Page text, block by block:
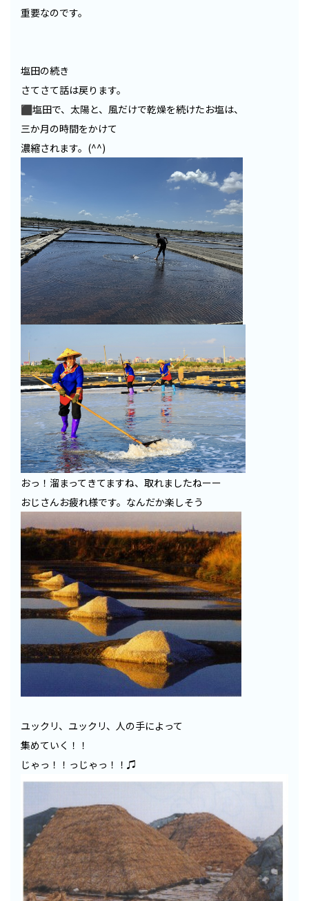
重要なのです。
塩田の続き
さてさて話は戻ります。
⬛︎塩田で、太陽と、風だけで乾燥を続けたお塩は、
三か月の時間をかけて
濃縮されます。(^^)
おっ！溜まってきてますね、取れましたねーー
おじさんお疲れ様です。なんだか楽しそう
ユックリ、ユックリ、人の手によって
集めていく！！
じゃっ！！っじゃっ！！ ♫